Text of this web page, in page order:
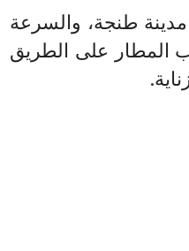
طنجة، والسرعة
المطار على الطريق